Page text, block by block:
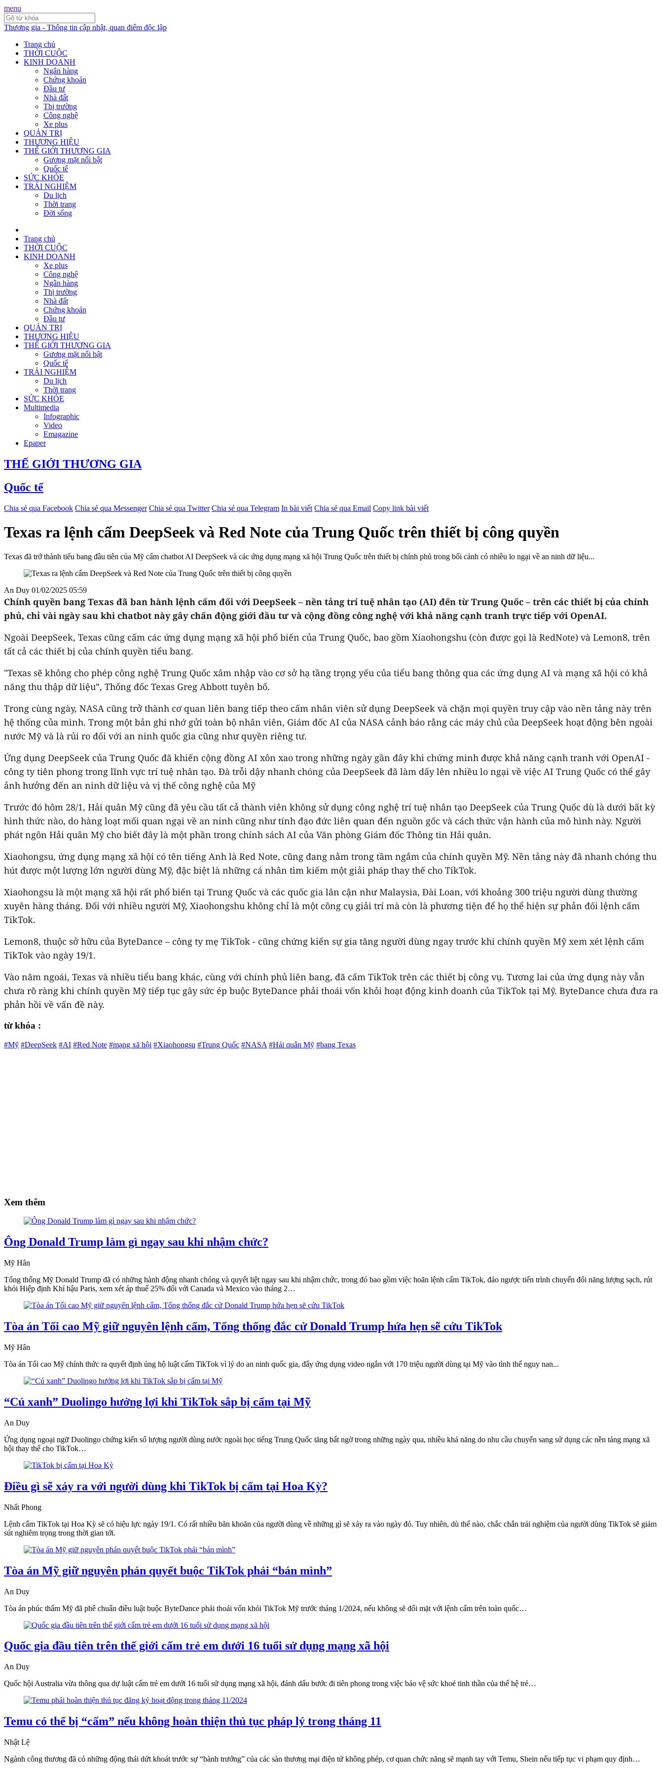
menu
Thương gia - Thông tin cập nhật, quan điểm độc lập
Trang chủ
THỜI CUỘC
KINH DOANH
Ngân hàng
Chứng khoán
Đầu tư
Nhà đất
Thị trường
Công nghệ
Xe plus
QUẢN TRỊ
THƯƠNG HIỆU
THẾ GIỚI THƯƠNG GIA
Gương mặt nổi bật
Quốc tế
SỨC KHỎE
TRẢI NGHIỆM
Du lịch
Thời trang
Đời sống
Trang chủ
THỜI CUỘC
KINH DOANH
Xe plus
Công nghệ
Ngân hàng
Thị trường
Nhà đất
Chứng khoán
Đầu tư
QUẢN TRỊ
THƯƠNG HIỆU
THẾ GIỚI THƯƠNG GIA
Gương mặt nổi bật
Quốc tế
TRẢI NGHIỆM
Du lịch
Thời trang
SỨC KHỎE
Multimedia
Infographic
Video
Emagazine
Epaper
THẾ GIỚI THƯƠNG GIA
Quốc tế
Chia sẻ qua Facebook Chia sẻ qua Messenger Chia sẻ qua Twitter Chia sẻ qua Telegram In bài viết Chia sẻ qua Email Copy link bài viết
Texas ra lệnh cấm DeepSeek và Red Note của Trung Quốc trên thiết bị công quyền
Texas đã trở thành tiểu bang đầu tiên của Mỹ cấm chatbot AI DeepSeek và các ứng dụng mạng xã hội Trung Quốc trên thiết bị chính phủ trong bối cảnh có nhiều lo ngại về an ninh dữ liệu...
An Duy 01/02/2025 05:59
Chính quyền bang Texas đã ban hành lệnh cấm đối với DeepSeek – nền tảng trí tuệ nhân tạo (AI) đến từ Trung Quốc – trên các thiết bị của chính
phủ, chỉ vài ngày sau khi chatbot này gây chấn động giới đầu tư và cộng đồng công nghệ với khả năng cạnh tranh trực tiếp với OpenAI.
Ngoài DeepSeek, Texas cũng cấm các ứng dụng mạng xã hội phổ biến của Trung Quốc, bao gồm Xiaohongshu (còn được gọi là RedNote) và Lemon8, trên
tất cả các thiết bị của chính quyền tiểu bang.
"Texas sẽ không cho phép công nghệ Trung Quốc xâm nhập vào cơ sở hạ tầng trọng yếu của tiểu bang thông qua các ứng dụng AI và mạng xã hội có khả
năng thu thập dữ liệu”, Thống đốc Texas Greg Abbott tuyên bố.
Trong cùng ngày, NASA cũng trở thành cơ quan liên bang tiếp theo cấm nhân viên sử dụng DeepSeek và chặn mọi quyền truy cập vào nền tảng này trên
hệ thống của mình. Trong một bản ghi nhớ gửi toàn bộ nhân viên, Giám đốc AI của NASA cảnh báo rằng các máy chủ của DeepSeek hoạt động bên ngoài
nước Mỹ và là rủi ro đối với an ninh quốc gia cũng như quyền riêng tư.
Ứng dụng DeepSeek của Trung Quốc đã khiến cộng đồng AI xôn xao trong những ngày gần đây khi chứng minh được khả năng cạnh tranh với OpenAI -
công ty tiên phong trong lĩnh vực trí tuệ nhân tạo. Đà trỗi dậy nhanh chóng của DeepSeek đã làm dấy lên nhiều lo ngại về việc AI Trung Quốc có thể gây
ảnh hưởng đến an ninh dữ liệu và vị thế công nghệ của Mỹ
Trước đó hôm 28/1, Hải quân Mỹ cũng đã yêu cầu tất cả thành viên không sử dụng công nghệ trí tuệ nhân tạo DeepSeek của Trung Quốc dù là dưới bất kỳ
hình thức nào, do hàng loạt mối quan ngại về an ninh cũng như tính đạo đức liên quan đến nguồn gốc và cách thức vận hành của mô hình này. Người
phát ngôn Hải quân Mỹ cho biết đây là một phần trong chính sách AI của Văn phòng Giám đốc Thông tin Hải quân.
Xiaohongsu, ứng dụng mạng xã hội có tên tiếng Anh là Red Note, cũng đang nằm trong tầm ngắm của chính quyền Mỹ. Nền tảng này đã nhanh chóng thu
hút được một lượng lớn người dùng Mỹ, đặc biệt là những cá nhân tìm kiếm một giải pháp thay thế cho TikTok.
Xiaohongsu là một mạng xã hội rất phổ biến tại Trung Quốc và các quốc gia lân cận như Malaysia, Đài Loan, với khoảng 300 triệu người dùng thường
xuyên hàng tháng. Đối với nhiều người Mỹ, Xiaohongshu không chỉ là một công cụ giải trí mà còn là phương tiện để họ thể hiện sự phản đối lệnh cấm
TikTok.
Lemon8, thuộc sở hữu của ByteDance – công ty mẹ TikTok - cũng chứng kiến sự gia tăng người dùng ngay trước khi chính quyền Mỹ xem xét lệnh cấm
TikTok vào ngày 19/1.
Vào năm ngoái, Texas và nhiều tiểu bang khác, cùng với chính phủ liên bang, đã cấm TikTok trên các thiết bị công vụ. Tương lai của ứng dụng này vẫn
chưa rõ ràng khi chính quyền Mỹ tiếp tục gây sức ép buộc ByteDance phải thoái vốn khỏi hoạt động kinh doanh của TikTok tại Mỹ. ByteDance chưa đưa ra
phản hồi về vấn đề này.
từ khóa :
#Mỹ #DeepSeek #AI #Red Note #mạng xã hội #Xiaohongsu #Trung Quốc #NASA #Hải quân Mỹ #bang Texas
Xem thêm
Ông Donald Trump làm gì ngay sau khi nhậm chức?
Mỹ Hân
Tổng thống Mỹ Donald Trump đã có những hành động nhanh chóng và quyết liệt ngay sau khi nhậm chức, trong đó bao gồm việc hoãn lệnh cấm TikTok, đảo ngược tiến trình chuyển đổi năng lượng sạch, rút
khỏi Hiệp định Khí hậu Paris, xem xét áp thuế 25% đối với Canada và Mexico vào tháng 2…
Tòa án Tối cao Mỹ giữ nguyên lệnh cấm, Tổng thống đắc cử Donald Trump hứa hẹn sẽ cứu TikTok
Mỹ Hân
Tòa án Tối cao Mỹ chính thức ra quyết định ủng hộ luật cấm TikTok vì lý do an ninh quốc gia, đẩy ứng dụng video ngắn với 170 triệu người dùng tại Mỹ vào tình thế nguy nan...
“Cú xanh” Duolingo hưởng lợi khi TikTok sắp bị cấm tại Mỹ
An Duy
Ứng dụng ngoại ngữ Duolingo chứng kiến số lượng người dùng nước ngoài học tiếng Trung Quốc tăng bất ngờ trong những ngày qua, nhiều khả năng do nhu cầu chuyển sang sử dụng các nền tảng mạng xã
hội thay thế cho TikTok…
Điều gì sẽ xảy ra với người dùng khi TikTok bị cấm tại Hoa Kỳ?
Nhất Phong
Lệnh cấm TikTok tại Hoa Kỳ sẽ có hiệu lực ngày 19/1. Có rất nhiều băn khoăn của người dùng về những gì sẽ xảy ra vào ngày đó. Tuy nhiên, dù thế nào, chắc chắn trải nghiệm của người dùng TikTok sẽ giảm
sút nghiêm trọng trong thời gian tới.
Tòa án Mỹ giữ nguyên phán quyết buộc TikTok phải “bán mình”
An Duy
Tòa án phúc thẩm Mỹ đã phê chuẩn điều luật buộc ByteDance phải thoái vốn khỏi TikTok Mỹ trước tháng 1/2024, nếu không sẽ đối mặt với lệnh cấm trên toàn quốc…
Quốc gia đầu tiên trên thế giới cấm trẻ em dưới 16 tuổi sử dụng mạng xã hội
An Duy
Quốc hội Australia vừa thông qua dự luật cấm trẻ em dưới 16 tuổi sử dụng mạng xã hội, đánh dấu bước đi tiên phong trong việc bảo vệ sức khoẻ tinh thần của thế hệ trẻ…
Temu có thể bị “cấm” nếu không hoàn thiện thủ tục pháp lý trong tháng 11
Nhật Lệ
Ngành công thương đã có những động thái dứt khoát trước sự “bành trướng” của các sàn thương mại điện tử không phép, cơ quan chức năng sẽ mạnh tay với Temu, Shein nếu tiếp tục vi phạm quy định…